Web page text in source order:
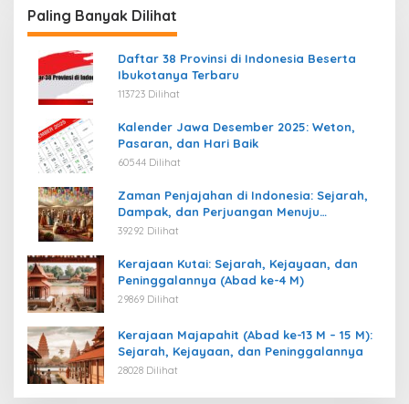
Paling Banyak Dilihat
Daftar 38 Provinsi di Indonesia Beserta
Ibukotanya Terbaru
113723 Dilihat
Kalender Jawa Desember 2025: Weton,
Pasaran, dan Hari Baik
60544 Dilihat
Zaman Penjajahan di Indonesia: Sejarah,
Dampak, dan Perjuangan Menuju
Kemerdekaan
39292 Dilihat
Kerajaan Kutai: Sejarah, Kejayaan, dan
Peninggalannya (Abad ke-4 M)
29869 Dilihat
Kerajaan Majapahit (Abad ke-13 M – 15 M):
Sejarah, Kejayaan, dan Peninggalannya
28028 Dilihat